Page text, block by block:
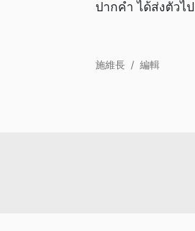
ปากคำ ได้ส่งตัวไ
施維長 / 編輯